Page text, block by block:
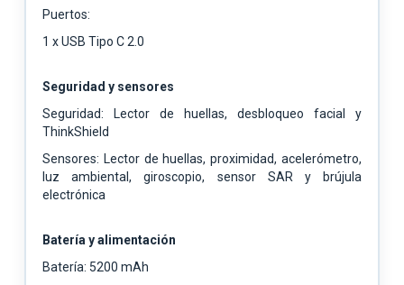
Puertos:
1 x USB Tipo C 2.0
Seguridad y sensores
Seguridad: Lector de huellas, desbloqueo facial y
ThinkShield
Sensores: Lector de huellas, proximidad, acelerómetro,
luz ambiental, giroscopio, sensor SAR y brújula
electrónica
Batería y alimentación
Batería: 5200 mAh